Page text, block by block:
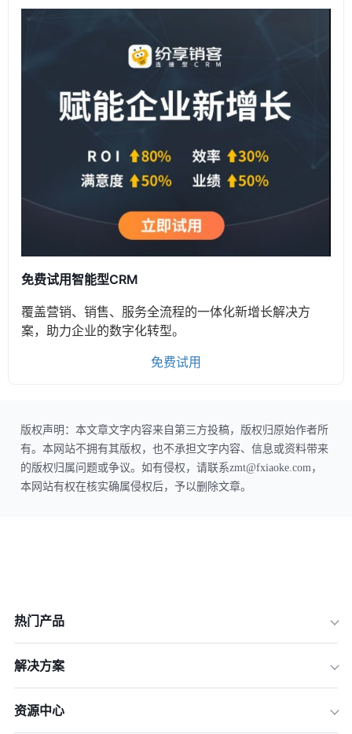
免费试用智能型CRM
覆盖营销、销售、服务全流程的一体化新增长解决方
案，助力企业的数字化转型。
免费试用
版权声明：本文章文字内容来自第三方投稿，版权归原始作者所
有。本网站不拥有其版权，也不承担文字内容、信息或资料带来
的版权归属问题或争议。如有侵权，请联系zmt@fxiaoke.com，
本网站有权在核实确属侵权后，予以删除文章。
热门产品
解决方案
资源中心